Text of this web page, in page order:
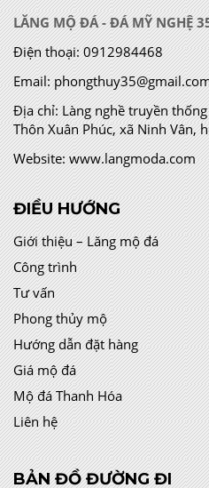
LĂNG MỘ ĐÁ - ĐÁ MỸ NGHỆ
Điện thoại: 0912984468
Email:
Địa chỉ:Làng nghề truyền
Thôn Xuân Phúc, xã Ninh Vân,
Website: www.langmoda.com
ĐIỀU HƯỚNG
Giới thiệu – Lăng mộ đá
Công trình
Tư vấn
Phong thủy mộ
Hướng dẫn đặt hàng
Giá mộ đá
Mộ đá Thanh Hóa
Liên hệ
BẢN ĐỒ ĐƯỜNG ĐI